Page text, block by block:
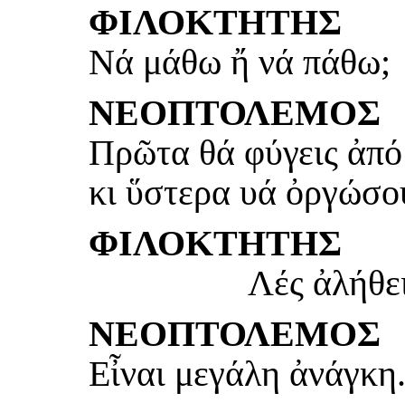
ΦΙΛΟΚΤΗΤΗΣ
Νά μάθω ἤ νά πάθω;
ΝΕΟΠΤΟΛΕΜΟΣ
Πρῶτα θά φύγεις
κι ὕστερα υά
ΦΙΛΟΚΤΗΤΗΣ
Λές
ΝΕΟΠΤΟΛΕΜΟΣ
Εἶναι μεγάλη